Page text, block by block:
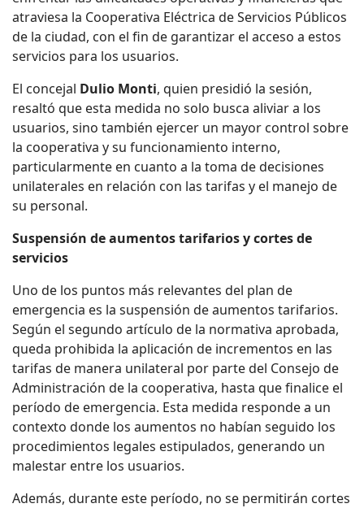
atraviesa la Cooperativa Eléctrica de Servicios Públicos
de la ciudad, con el fin de garantizar el acceso a estos
servicios para los usuarios.
El concejal Dulio Monti, quien presidió la sesión,
resaltó que esta medida no solo busca aliviar a los
usuarios, sino también ejercer un mayor control sobre
la cooperativa y su funcionamiento interno,
particularmente en cuanto a la toma de decisiones
unilaterales en relación con las tarifas y el manejo de
su personal.
Suspensión de aumentos tarifarios y cortes de
servicios
Uno de los puntos más relevantes del plan de
emergencia es la suspensión de aumentos tarifarios.
Según el segundo artículo de la normativa aprobada,
queda prohibida la aplicación de incrementos en las
tarifas de manera unilateral por parte del Consejo de
Administración de la cooperativa, hasta que finalice el
período de emergencia. Esta medida responde a un
contexto donde los aumentos no habían seguido los
procedimientos legales estipulados, generando un
malestar entre los usuarios.
Además, durante este período, no se permitirán cortes